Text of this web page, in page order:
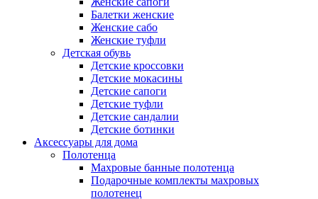
Балетки женские
Женские сабо
Женские туфли
Детская обувь
Детские кроссовки
Детские мокасины
Детские сапоги
Детские туфли
Детские сандалии
Детские ботинки
Аксессуары для дома
Полотенца
Махровые банные полотенца
Подарочные комплекты махровых
полотенец